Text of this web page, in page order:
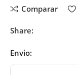
Comparar
Share:
Envio: